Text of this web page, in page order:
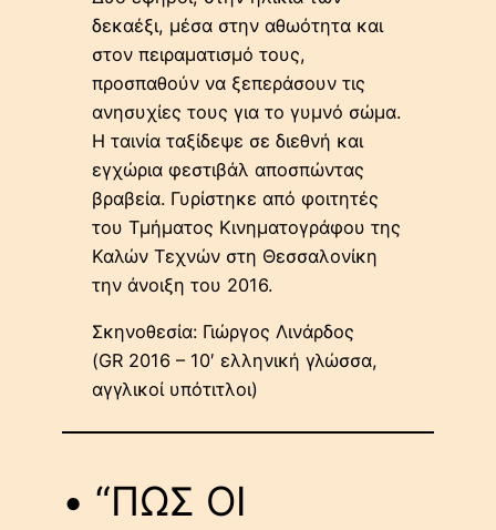
δεκαέξι, μέσα στην αθωότητα και
στον πειραματισμό τους,
προσπαθούν να ξεπεράσουν τις
ανησυχίες τους για το γυμνό σώμα.
Η ταινία ταξίδεψε σε διεθνή και
εγχώρια φεστιβάλ αποσπώντας
βραβεία. Γυρίστηκε από φοιτητές
του Τμήματος Κινηματογράφου της
Καλών Τεχνών στη Θεσσαλονίκη
την άνοιξη του 2016.
Σκηνοθεσία: Γιώργος Λινάρδος
(GR 2016 – 10′ ελληνική γλώσσα,
αγγλικοί υπότιτλοι)
• “ΠΩΣ ΟΙ